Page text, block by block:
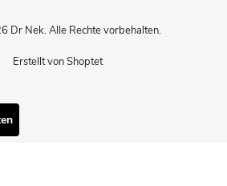
Erstellt von Shoptet
Dr Nek. Alle Rechte vorbehalten.